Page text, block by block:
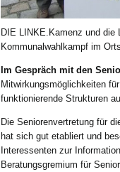
DIE LINKE.Kamenz und die
Kommunalwahlkampf im
Im Gespräch mit den
Mitwirkungsmöglichkeiten
funktionierende Strukturen
Die Seniorenvertretung für
hat sich gut etabliert und
Interessenten zur
Beratungsgremium für